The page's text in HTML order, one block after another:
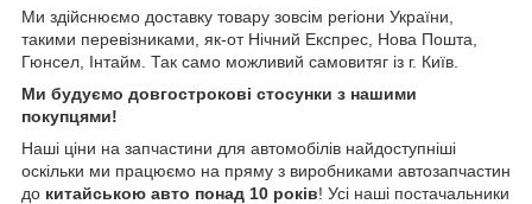
Ми здійснюємо доставку товару зовсім регіони України,
такими перевізниками, як-от Нічний Експрес, Нова Пошта,
Гюнсел, Інтайм. Так само можливий самовитяг із г. Київ.
Ми будуємо довгострокові стосунки з нашими
покупцями!
Наші ціни на запчастини для автомобілів найдоступніші
оскільки ми працюємо на пряму з виробниками автозапчастин
до китайською авто понад 10 років! Усі наші постачальники